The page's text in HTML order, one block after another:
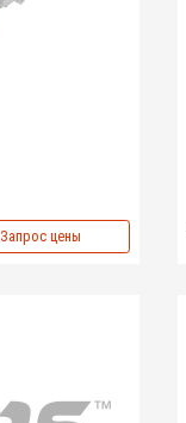
Запрос цены